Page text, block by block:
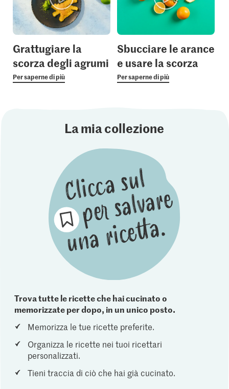
Grattugiare la
scorza degli agrumi
Per saperne di più
Sbucciare le arance
e usare la scorza
Per saperne di più
La mia collezione
Trova tutte le ricette che hai cucinato o
memorizzate per dopo, in un unico posto.
Memorizza le tue ricette preferite.
Organizza le ricette nei tuoi ricettari
personalizzati.
Tieni traccia di ciò che hai già cucinato.